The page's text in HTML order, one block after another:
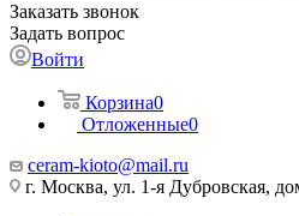
Заказать звонок
Задать вопрос
Войти
Корзина0
Отложенные0
ceram-kioto@mail.ru
г. Москва, ул. 1-я Дубровская,